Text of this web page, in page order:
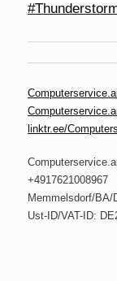
linktr.ee/
+4917621008967
Memmelsdorf/BA/
Ust-ID/VAT-ID: